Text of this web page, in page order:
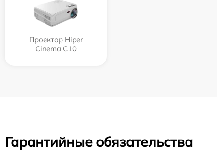
Проектор Hiper
Cinema C10
Гарантийные обязательства